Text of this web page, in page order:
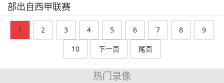
部出自西甲联赛
1 2 3 4 5 6 7 8
9
10
下一页 尾页
热门录像